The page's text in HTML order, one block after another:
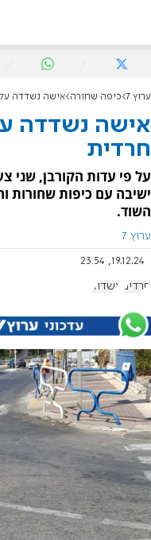
ערוץ 7 כיפה שחורה אישה נשדדה על
אישה נשדדה
חרדית
על פי עדות הקורבן, שני
ישיבה עם כיפות שחורות
השוד.
ערוץ 7
19.12.24, 23:54
חרדים אשדוד